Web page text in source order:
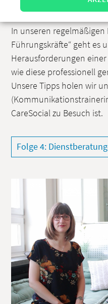
24.7.2019, 10:08 Uhr
In unseren regelmäßigen
Führungskräfte“ geht es
Herausforderungen
wie diese professionell
Unsere Tipps holen wir
CareSocial zu Besuch ist.
Folge 4: